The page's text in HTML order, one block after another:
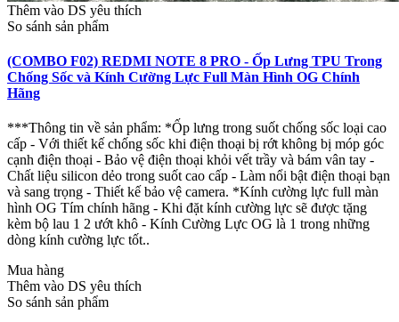
Thêm vào DS yêu thích
So sánh sản phẩm
(COMBO F02) REDMI NOTE 8 PRO - Ốp Lưng TPU Trong
Chống Sốc và Kính Cường Lực Full Màn Hình OG Chính
Hãng
***Thông tin về sản phẩm: *Ốp lưng trong suốt chống sốc loại cao
cấp - Với thiết kế chống sốc khi điện thoại bị rớt không bị móp góc
cạnh điện thoại - Bảo vệ điện thoại khỏi vết trầy và bám vân tay -
Chất liệu silicon dẻo trong suốt cao cấp - Làm nổi bật điện thoại bạn
và sang trọng - Thiết kế bảo vệ camera. *Kính cường lực full màn
hình OG Tím chính hãng - Khi đặt kính cường lực sẽ được tặng
kèm bộ lau 1 2 ướt khô - Kính Cường Lực OG là 1 trong những
dòng kính cường lực tốt..
Mua hàng
Thêm vào DS yêu thích
So sánh sản phẩm